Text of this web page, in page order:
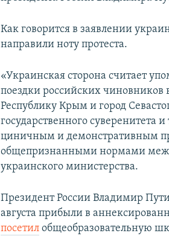
Как говорится в заявлении
направили ноту протеста.
«Украинская сторона считает
поездки российских
Республику Крым и город
государственного суверенитета
циничным и демонстративным
общепризнанными нормами
украинского министерства.
Президент России Владимир
августа прибыли в
посетил общеобразовательную